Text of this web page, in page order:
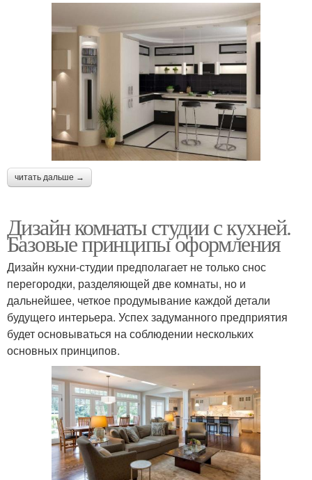
читать дальше →
Дизайн комнаты студии с кухней.
Базовые принципы оформления
Дизайн кухни-студии предполагает не только снос
перегородки, разделяющей две комнаты, но и
дальнейшее, четкое продумывание каждой детали
будущего интерьера. Успех задуманного предприятия
будет основываться на соблюдении нескольких
основных принципов.